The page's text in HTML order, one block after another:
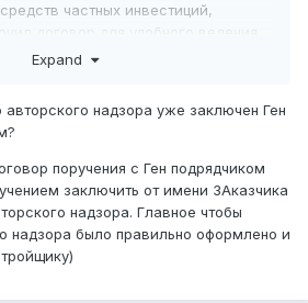
частных инвестиций,
договор для удобного ведения
объекта возможно данный факт
Expand
надзора уже заключен Ген
поручения с Ген подрядчиком
заключить от имени ЗАказчика
надзора. Главное чтобы
надзора было правильно оформлено и